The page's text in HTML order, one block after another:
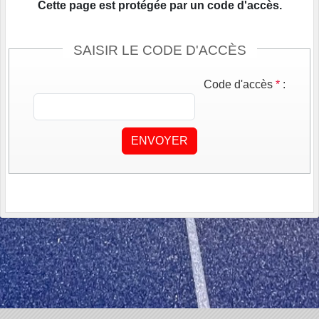
Cette page est protégée par un code d'accès.
SAISIR LE CODE D'ACCÈS
Code d'accès * :
ENVOYER